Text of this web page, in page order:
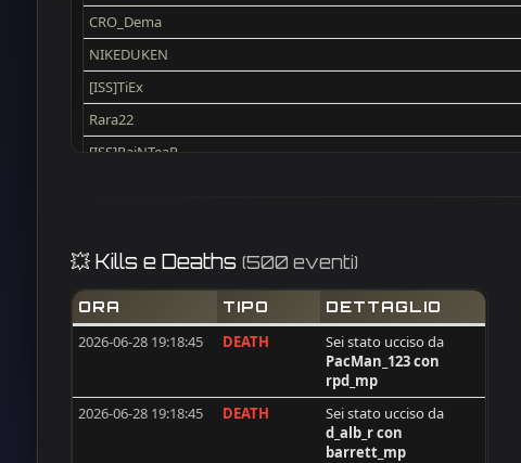
CRO_Dema
NIKEDUKEN
[ISS]TiEx
Rara22
[ISS]RaiNTeaR
J0k3R101
SergioColombia
rixinter75
Scarface
💥 Kills e Deaths (500 eventi)
ORA TIPO DETTAGLIO
2026-06-28 19:18:45 DEATH
Sei stato ucciso da
PacMan_123con
rpd_mp
2026-06-28 19:18:45
DEATH
Sei stato ucciso da
d_alb_rcon
barrett_mp